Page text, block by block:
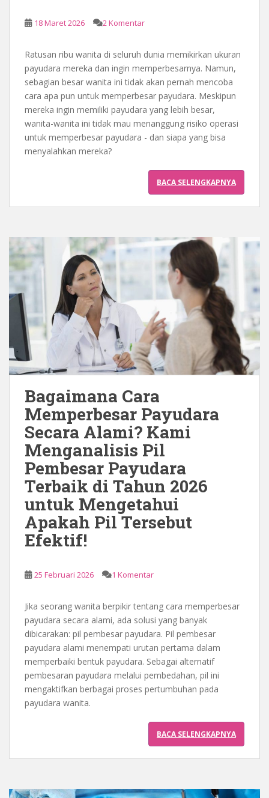
18 Maret 2026 2 Komentar
Ratusan ribu wanita di seluruh dunia memikirkan ukuran
payudara mereka dan ingin memperbesarnya. Namun,
sebagian besar wanita ini tidak akan pernah mencoba
cara apa pun untuk memperbesar payudara. Meskipun
mereka ingin memiliki payudara yang lebih besar,
wanita-wanita ini tidak mau menanggung risiko operasi
untuk memperbesar payudara - dan siapa yang bisa
menyalahkan mereka?
BACA SELENGKAPNYA
Bagaimana Cara
Memperbesar Payudara
Secara Alami? Kami
Menganalisis Pil
Pembesar Payudara
Terbaik di Tahun 2026
untuk Mengetahui
Apakah Pil Tersebut
Efektif!
25 Februari 2026 1 Komentar
Jika seorang wanita berpikir tentang cara memperbesar
payudara secara alami, ada solusi yang banyak
dibicarakan: pil pembesar payudara. Pil pembesar
payudara alami menempati urutan pertama dalam
memperbaiki bentuk payudara. Sebagai alternatif
pembesaran payudara melalui pembedahan, pil ini
mengaktifkan berbagai proses pertumbuhan pada
payudara wanita.
BACA SELENGKAPNYA